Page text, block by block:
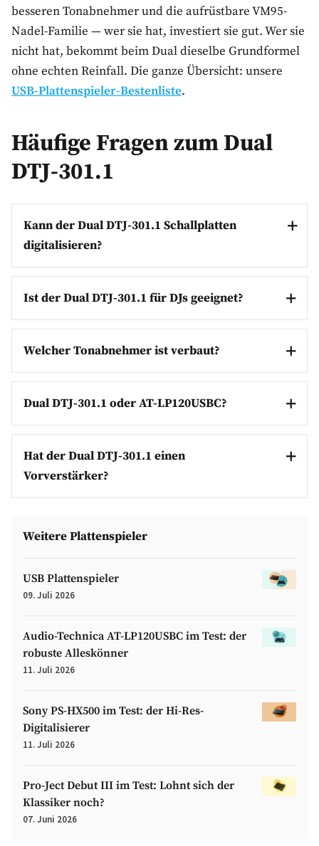
besseren Tonabnehmer und die aufrüstbare VM95-
Nadel-Familie — wer sie hat, investiert sie gut. Wer sie
nicht hat, bekommt beim Dual dieselbe Grundformel
ohne echten Reinfall. Die ganze Übersicht: unsere
USB-Plattenspieler-Bestenliste.
Häufige Fragen zum Dual
DTJ-301.1
Kann der Dual DTJ-301.1 Schallplatten
digitalisieren?
Ist der Dual DTJ-301.1 für DJs geeignet?
Welcher Tonabnehmer ist verbaut?
Dual DTJ-301.1 oder AT-LP120USBC?
Hat der Dual DTJ-301.1 einen
Vorverstärker?
Weitere Plattenspieler
USB Plattenspieler
09. Juli 2026
Audio-Technica AT-LP120USBC im Test: der
robuste Alleskönner
11. Juli 2026
Sony PS-HX500 im Test: der Hi-Res-
Digitalisierer
11. Juli 2026
Pro-Ject Debut III im Test: Lohnt sich der
Klassiker noch?
07. Juni 2026